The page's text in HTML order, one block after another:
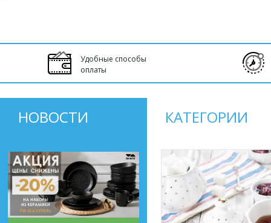
Удобные способы
оплаты
НОВОСТИ КАТЕГОРИИ